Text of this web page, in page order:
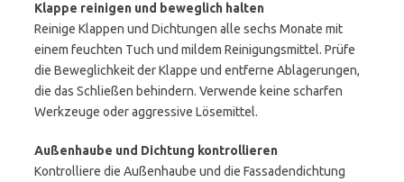
Klappe reinigen und beweglich halten
Reinige Klappen und Dichtungen alle sechs Monate mit
einem feuchten Tuch und mildem Reinigungsmittel. Prüfe
die Beweglichkeit der Klappe und entferne Ablagerungen,
die das Schließen behindern. Verwende keine scharfen
Werkzeuge oder aggressive Lösemittel.
Außenhaube und Dichtung kontrollieren
Kontrolliere die Außenhaube und die Fassadendichtung